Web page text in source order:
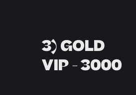
3) GOLD
VIP - 3000